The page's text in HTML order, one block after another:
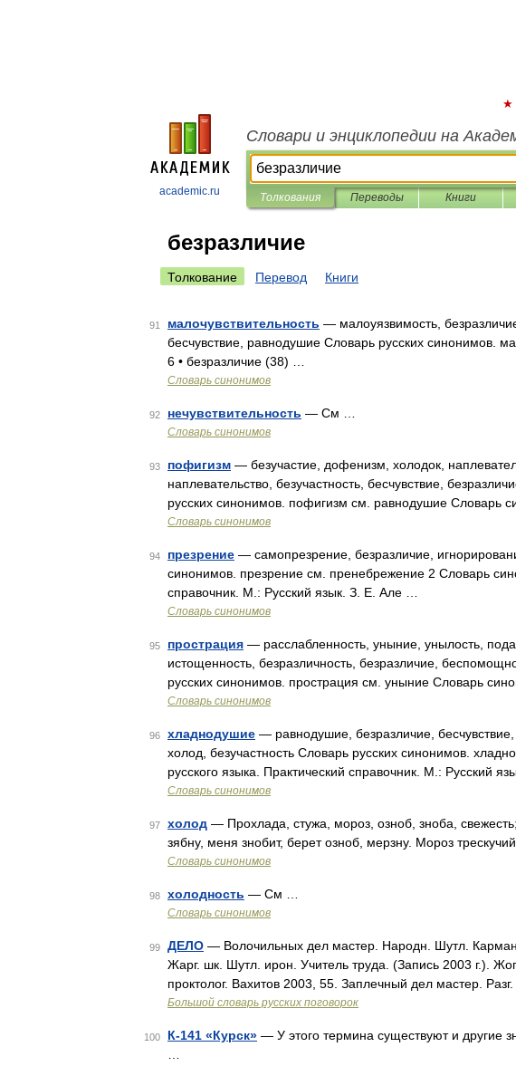
academic.ru
Словари и энциклопедии на
Толкования Переводы Книги
безразличие
Толкование Перевод Книги
91 малочувствительность — малоуязвимость,
бесчувствие, равнодушие Словарь русских синонимов.
6 • безразличие (38) …
Словарь синонимов
92 нечувствительность — См …
Словарь синонимов
93 пофигизм — безучастие, дофенизм, холодок,
наплевательство, безучастность, бесчувствие,
русских синонимов. пофигизм см. равнодушие Словарь
Словарь синонимов
94 презрение — самопрезрение, безразличие,
синонимов. презрение см. пренебрежение 2 Словарь
справочник. М.: Русский язык. З. Е. Але …
Словарь синонимов
95 прострация — расслабленность, уныние, унылость,
истощенность, безразличность, безразличие,
русских синонимов. прострация см. уныние Словарь
Словарь синонимов
96 хладнодушие — равнодушие, безразличие, бесчувствие,
холод, безучастность Словарь русских синонимов.
русского языка. Практический справочник. М.: Русский
Словарь синонимов
97 холод — Прохлада, стужа, мороз, озноб, зноба,
зябну, меня знобит, берет озноб, мерзну. Мороз
Словарь синонимов
98 холодность — См …
Словарь синонимов
99 ДЕЛО — Волочильных дел мастер. Народн. Шутл.
Жарг. шк. Шутл. ирон. Учитель труда. (Запись 2003 г.).
проктолог. Вахитов 2003, 55. Заплечный дел мастер.
Большой словарь русских поговорок
100 К-141 «Курск» — У этого термина существуют и другие